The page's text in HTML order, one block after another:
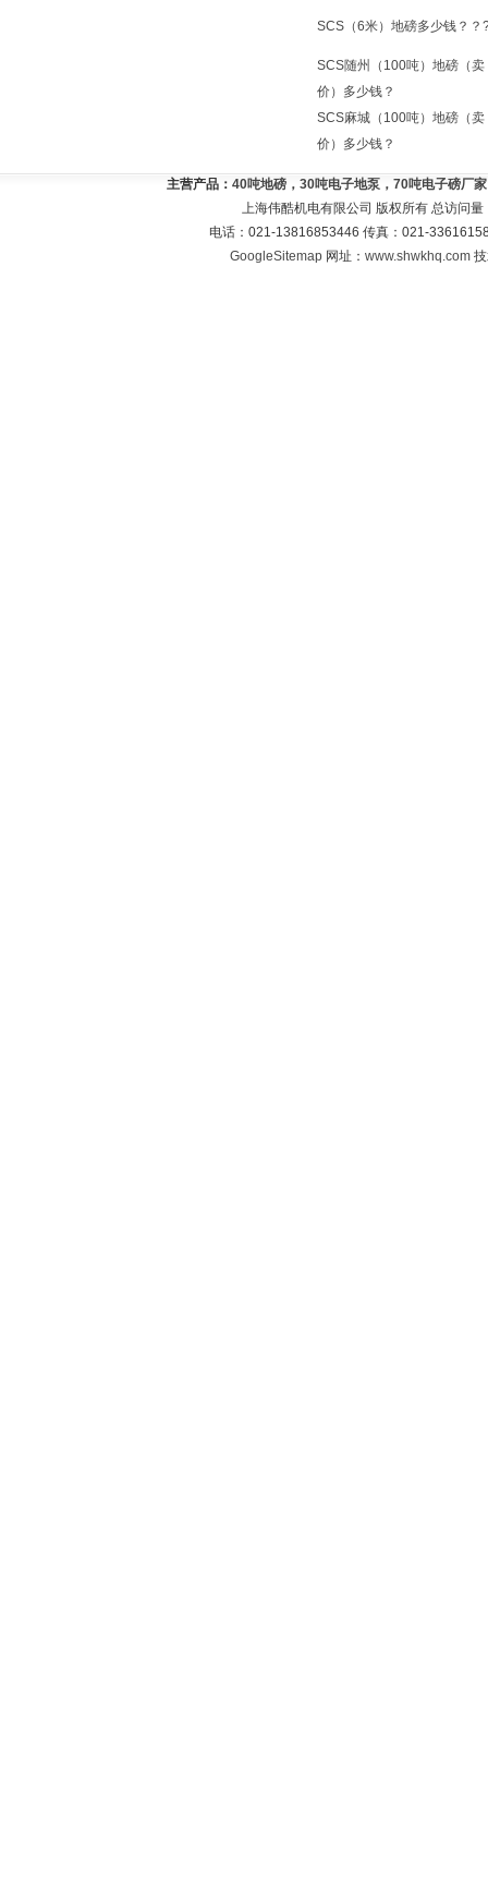
SCS（6米）地磅多少钱？？
SCS随州（100吨）地磅（卖
价）多少钱？
SCS麻城（100吨）地磅（卖
价）多少钱？
主营产品： 40吨地磅，30吨电子地泵，70吨电子磅厂
上海伟酷机电有限公司 版权所有 总访问量
电话：021-13816853446 传真：021-
GoogleSitemap 网址：www.shwkhq.com